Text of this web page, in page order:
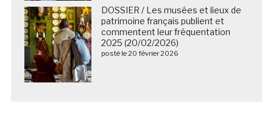
DOSSIER / Les musées et lieux de
patrimoine français publient et
commentent leur fréquentation
2025 (20/02/2026)
posté le 20 février 2026